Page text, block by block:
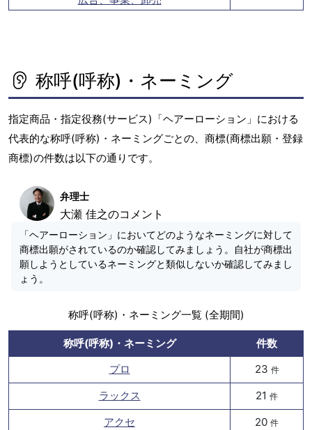
称呼(呼称)・ネーミング
指定商品・指定役務(サービス)「ヘアーローション」における
代表的な称呼(呼称)・ネーミングごとの、商標(商標出願・登録
商標)の件数は以下の通りです。
弁理士
大瀬 佳之のコメント
「ヘアーローション」においてどのようなネーミングに対して
商標出願がされているのか確認してみましょう。自社が商標出
願しようとしているネーミングと類似しないか確認してみまし
ょう。
称呼(呼称)・ネーミング一覧 (全期間)
称呼(呼称)・ネーミング
件数
プロ
23 件
ラックス 21 件
アクセ 20 件